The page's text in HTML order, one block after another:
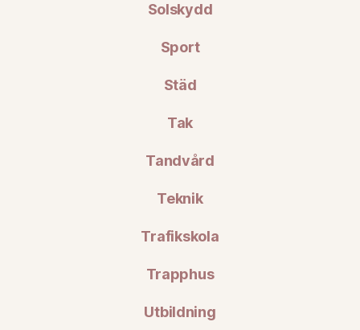
Solskydd
Sport
Städ
Tak
Tandvård
Teknik
Trafikskola
Trapphus
Utbildning